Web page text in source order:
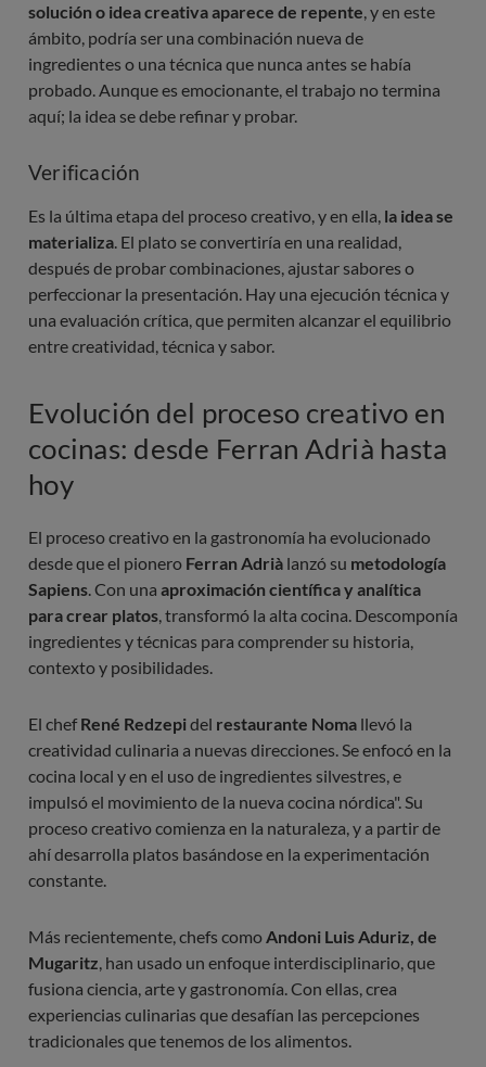
solución o idea creativa aparece de repente, y en este
ámbito, podría ser una combinación nueva de
ingredientes o una técnica que nunca antes se había
probado. Aunque es emocionante, el trabajo no termina
aquí; la idea se debe refinar y probar.
Verificación
Es la última etapa del proceso creativo, y en ella, la idea se
materializa . El plato se convertiría en una realidad,
después de probar combinaciones, ajustar sabores o
perfeccionar la presentación. Hay una ejecución técnica y
una evaluación crítica, que permiten alcanzar el equilibrio
entre creatividad, técnica y sabor.
Evolución del proceso creativo en
cocinas: desde Ferran Adrià hasta
hoy
El proceso creativo en la gastronomía ha evolucionado
desde que el pionero Ferran Adrià lanzó su metodología
Sapiens. Con una aproximación científica y analítica
para crear platos, transformó la alta cocina. Descomponía
ingredientes y técnicas para comprender su historia,
contexto y posibilidades.
El chef René Redzepidel restaurante Noma llevó la
creatividad culinaria a nuevas direcciones. Se enfocó en la
cocina local y en el uso de ingredientes silvestres, e
impulsó el movimiento de la nueva cocina nórdica". Su
proceso creativo comienza en la naturaleza, y a partir de
ahí desarrolla platos basándose en la experimentación
constante.
Más recientemente, chefs comoAndoni Luis Aduriz, de
Mugaritz, han usado un enfoque interdisciplinario, que
fusiona ciencia, arte y gastronomía. Con ellas, crea
experiencias culinarias que desafían las percepciones
tradicionales que tenemos de los alimentos.